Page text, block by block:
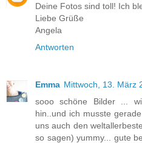
Deine Fotos sind toll! Ich
Liebe Grüße
Angela
Antworten
Emma Mittwoch, 13. März
sooo schöne Bilder ...
hin..und ich musste
uns auch den
so sagen) yummy... gute